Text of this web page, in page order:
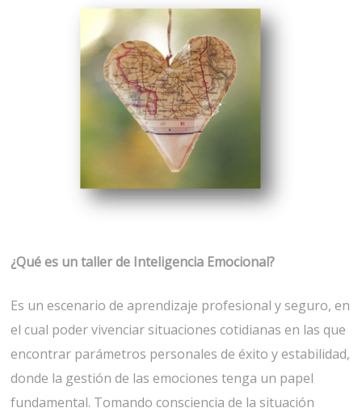
¿Qué es un taller de Inteligencia Emocional?
Es un escenario de aprendizaje profesional y seguro, en
el cual poder vivenciar situaciones cotidianas en las que
encontrar parámetros personales de éxito y estabilidad,
donde la gestión de las emociones tenga un papel
fundamental. Tomando consciencia de la situación